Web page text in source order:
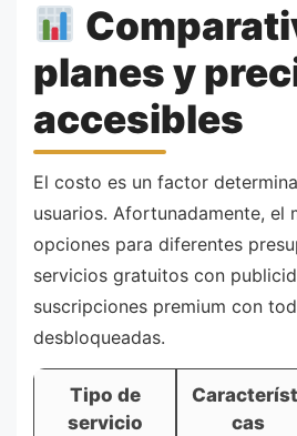
planes y
accesibles
El costo es un factor
usuarios. Afortunadamente, el
opciones para diferentes
servicios gratuitos con
suscripciones premium con
desbloqueadas.
Tipo de
servicio
cas